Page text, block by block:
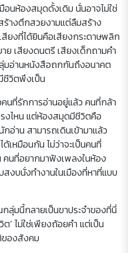
อนห้องสมุดดั้งเดิม นั่นอาจไม่ใช่
างตึกสวยงามแต่ลืมสร้าง
สียงที่ได้ยินคือเสียงกระดาษพลิก
ย เสียงดนตรี เสียงเด็กถามคำ
อ่านหนังสือถกกันถึงอนาคต
ชีวิตพึงเป็น
นที่รักการอ่านอยู่แล้ว คนที่กล้า
รงไหน แต่ห้องสมุดมีชีวิตคือ
อ่าน สามารถเดินเข้ามาแล้ว
เหมือนกัน ไม่ว่าจะเป็นคนที่
คนที่อยากมาฟังเพลงในห้อง
งบนั่งทำงานในเมืองที่หาที่แบบ
ลุ่มนี้กลายเป็นขาประจำของที่นี่
’ ไม่ใช่เพียงถ้อยคำ แต่เป็น
องสังคม